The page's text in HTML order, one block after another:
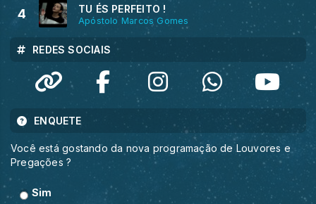
4 TU ÉS PERFEITO !
Apóstolo Marcos Gomes
REDES SOCIAIS
ENQUETE
Você está gostando da nova programação de Louvores e
Pregações ?
Sim